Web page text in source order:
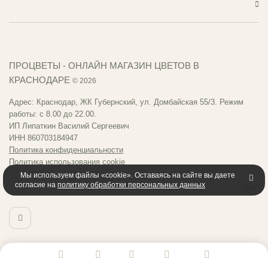
ПРОЦВЕТЫ - ОНЛАЙН МАГАЗИН ЦВЕТОВ В
КРАСНОДАРЕ © 2026
Адрес: Краснодар, ЖК Губернский, ул. Домбайская 55/3. Режим
работы: с 8.00 до 22.00.
ИП Липаткин Василий Сергеевич
ИНН 860703184947
Политика конфиденциальности
Политика использования cookie
Публичная оферта
Пользовательское соглашение
Мы используем файлы «cookie». Оставаясь на сайте вы даете
согласие на политику обработки персональных данных